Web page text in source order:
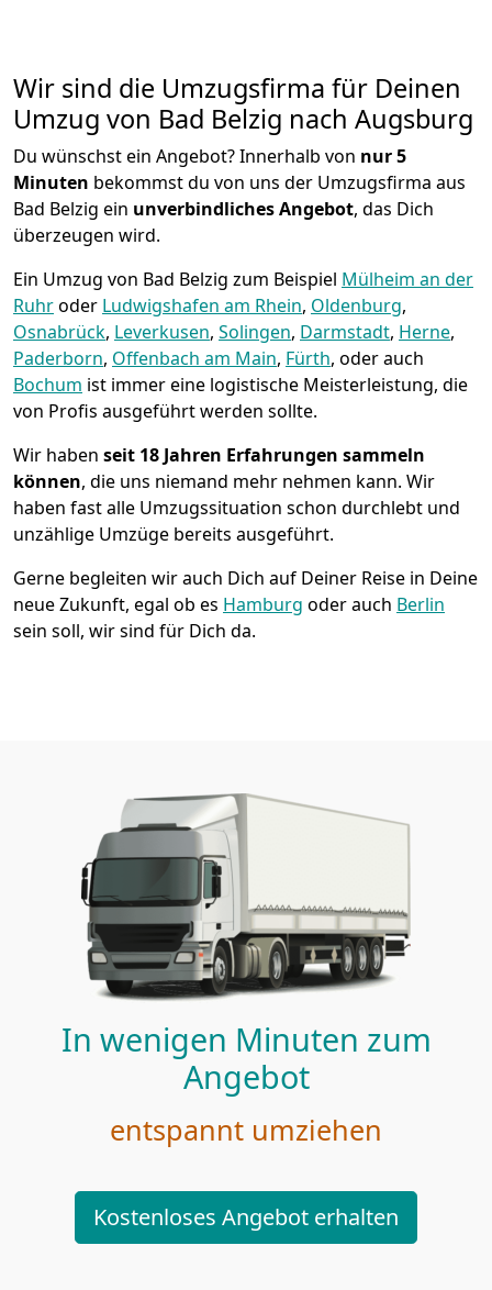
Wir sind die Umzugsfirma für Deinen
Umzug von Bad Belzig nach Augsburg
Du wünschst ein Angebot? Innerhalb von nur 5
Minuten bekommst du von uns der Umzugsfirma aus
Bad Belzig ein unverbindliches Angebot, das Dich
überzeugen wird.
Ein Umzug von Bad Belzig zum Beispiel Mülheim an der
Ruhroder Ludwigshafen am Rhein, Oldenburg,
Osnabrück, Leverkusen, Solingen, Darmstadt, Herne,
Paderborn, Offenbach am Main, Fürth, oder auch
Bochum ist immer eine logistische Meisterleistung, die
von Profis ausgeführt werden sollte.
Wir haben seit 18 Jahren Erfahrungen sammeln
können, die uns niemand mehr nehmen kann. Wir
haben fast alle Umzugssituation schon durchlebt und
unzählige Umzüge bereits ausgeführt.
Gerne begleiten wir auch Dich auf Deiner Reise in Deine
neue Zukunft, egal ob es Hamburg oder auch Berlin
sein soll, wir sind für Dich da.
In wenigen Minuten zum
Angebot
entspannt umziehen
Kostenloses Angebot erhalten